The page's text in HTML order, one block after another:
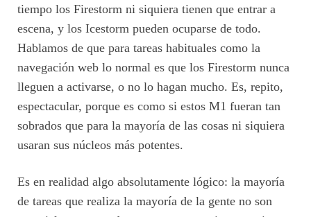
tiempo los Firestorm ni siquiera tienen que entrar a
escena, y los Icestorm pueden ocuparse de todo.
Hablamos de que para tareas habituales como la
navegación web lo normal es que los Firestorm nunca
lleguen a activarse, o no lo hagan mucho. Es, repito,
espectacular, porque es como si estos M1 fueran tan
sobrados que para la mayoría de las cosas ni siquiera
usaran sus núcleos más potentes.
Es en realidad algo absolutamente lógico: la mayoría
de tareas que realiza la mayoría de la gente no son